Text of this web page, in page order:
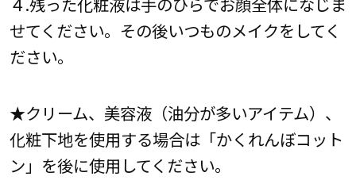
せてください。その後いつものメイクをしてく
ださい。
★クリーム、美容液（油分が多いアイテム）、
化粧下地を使用する場合は「かくれんぼコット
ン」を後に使用してください。